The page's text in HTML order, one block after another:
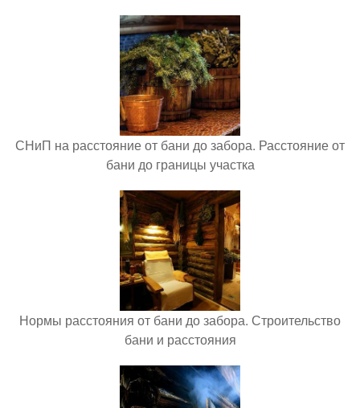
СНиП на расстояние от бани до забора. Расстояние от
бани до границы участка
Нормы расстояния от бани до забора. Строительство
бани и расстояния